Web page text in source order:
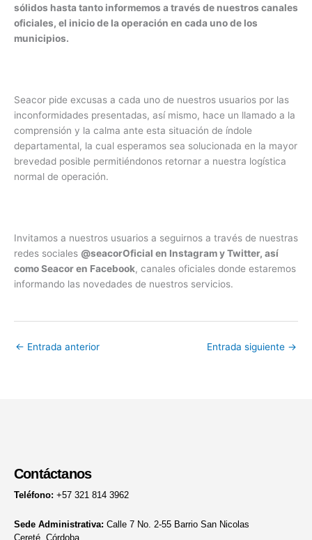
sólidos hasta tanto informemos a través de nuestros canales
oficiales, el inicio de la operación en cada uno de los
municipios.
Seacor pide excusas a cada uno de nuestros usuarios por las
inconformidades presentadas, así mismo, hace un llamado a la
comprensión y la calma ante esta situación de índole
departamental, la cual esperamos sea solucionada en la mayor
brevedad posible permitiéndonos retornar a nuestra logística
normal de operación.
Invitamos a nuestros usuarios a seguirnos a través de nuestras
redes sociales @seacorOficial en Instagram y Twitter, así
como Seacor en Facebook, canales oficiales donde estaremos
informando las novedades de nuestros servicios.
← Entrada anterior Entrada siguiente →
Contáctanos
Teléfono: +57 321 814 3962
Sede Administrativa: Calle 7 No. 2-55 Barrio San Nicolas
Cereté, Córdoba